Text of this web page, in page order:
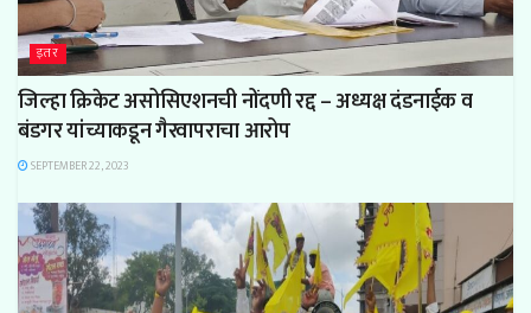
इतर
जिल्हा क्रिकेट असोसिएशनची नोंदणी रद्द – अध्यक्ष दंडनाईक व
बंडगर यांच्याकडून गैरवापराचा आरोप
SEPTEMBER 22, 2023